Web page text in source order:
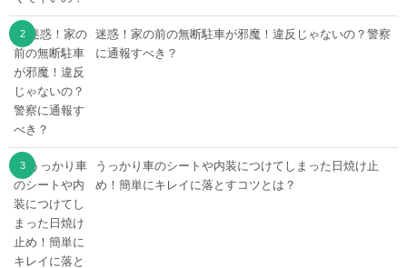
迷惑！家の前の無断駐車が邪魔！違反じゃないの？警察
に通報すべき？
うっかり車のシートや内装につけてしまった日焼け止
め！簡単にキレイに落とすコツとは？